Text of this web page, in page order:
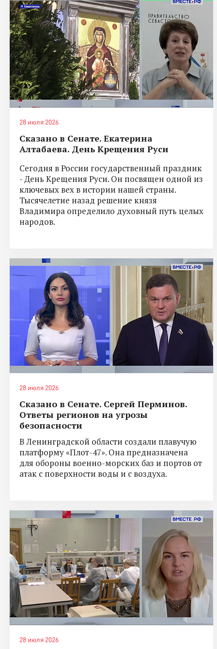
28 июля 2026
Сказано в Сенате. Екатерина
Алтабаева. День Крещения Руси
Сегодня в России государственный праздник
- День Крещения Руси. Он посвящен одной из
ключевых вех в истории нашей страны.
Тысячелетие назад решение князя
Владимира определило духовный путь целых
народов.
28 июля 2026
Сказано в Сенате. Сергей Перминов.
Ответы регионов на угрозы
безопасности
В Ленинградской области создали плавучую
платформу «Плот-47». Она предназначена
для обороны военно-морских баз и портов от
атак с поверхности воды и с воздуха.
28 июля 2026